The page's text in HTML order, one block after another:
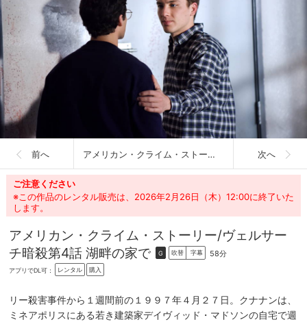
前へ アメリカン・クライム・ストーリー/ヴェルサーチ暗殺 次へ
ご注意ください
※この作品のレンタル販売は、2026年2月26日（木）12:00に終了いた
します。
アメリカン・クライム・ストーリー/ヴェルサー
チ暗殺第4話 湖畔の家で G 吹替 字幕 58分
アプリでDL可： レンタル 購入
リー殺害事件から１週間前の１９９７年４月２７日。クナナンは、
ミネアポリスにある若き建築家デイヴィッド・マドソンの自宅で週